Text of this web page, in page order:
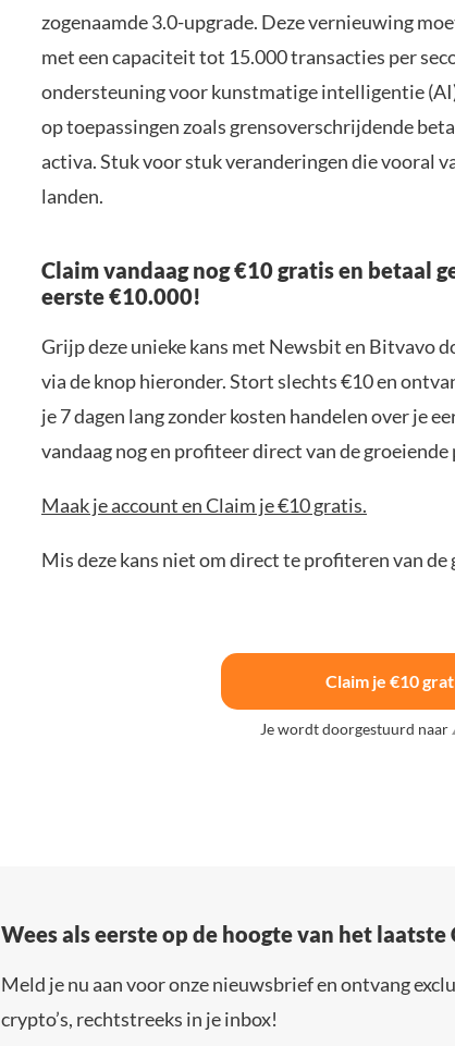
zogenaamde 3.0-upgrade. Deze vernieuwing
met een capaciteit tot 15.000 transacties per
ondersteuning voor kunstmatige intelligentie
op toepassingen zoals grensoverschrijdende
activa. Stuk voor stuk veranderingen die vooral
landen.
Claim vandaag nog €10 gratis en betaal
eerste €10.000!
Grijp deze unieke kans met Newsbit en Bitvavo
via de knop hieronder. Stort slechts €10 en
je 7 dagen lang zonder kosten handelen over je
vandaag nog en profiteer direct van de
Maak je account en Claim je €10 gratis.
Mis deze kans niet om direct te profiteren van
Claim je €10
Je wordt doorgestuurd naar
Wees als eerste op de hoogte van het
Meld je nu aan voor onze nieuwsbrief en ontvang
crypto’s, rechtstreeks in je inbox!